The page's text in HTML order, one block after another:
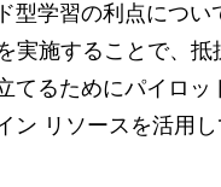
学習の利点につい
施することで、抵
るためにパイロッ
ン リソースを活用